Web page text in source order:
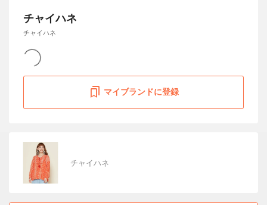
チャイハネ
チャイハネ
マイブランドに登録
チャイハネ